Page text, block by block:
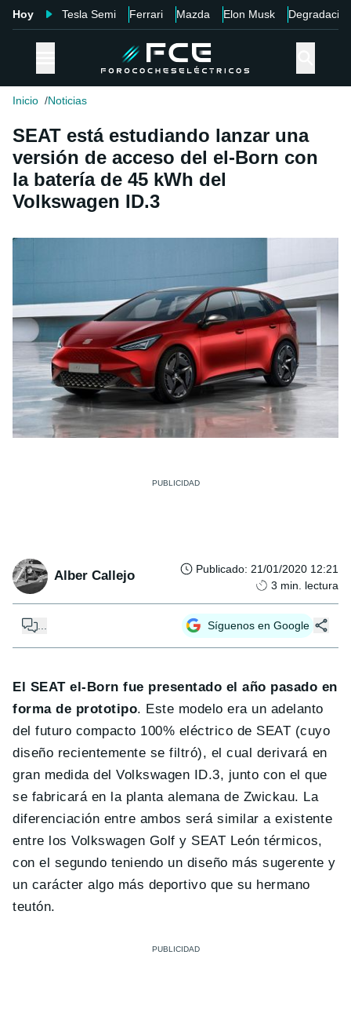
Hoy Tesla Semi Ferrari Mazda Elon Musk Degradación
Inicio Noticias
SEAT está estudiando lanzar una
versión de acceso del el-Born con
la batería de 45 kWh del
Volkswagen ID.3
Alber Callejo Publicado: 21/01/2020 12:21
3 min. lectura
Síguenos en Google
El SEAT el-Born fue presentado el año pasado en
forma de prototipo. Este modelo era un adelanto
del futuro compacto 100% eléctrico de SEAT (cuyo
diseño recientemente se filtró), el cual derivará en
gran medida del Volkswagen ID.3, junto con el que
se fabricará en la planta alemana de Zwickau. La
diferenciación entre ambos será similar a existente
entre los Volkswagen Golf y SEAT León térmicos,
con el segundo teniendo un diseño más sugerente y
un carácter algo más deportivo que su hermano
teutón.